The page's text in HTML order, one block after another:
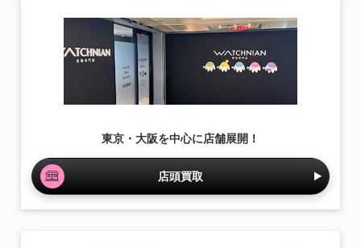
東京・大阪を中心に店舗展開！
店頭買取